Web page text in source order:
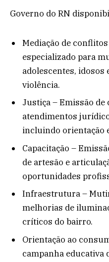
Governo do RN
Mediação de
especializado para
adolescentes, idosos
violência.
Justiça – Emissão
atendimentos
incluindo orientação
Capacitação –
de artesão e
oportunidades
Infraestrutura –
melhorias de
críticos do bairro.
Orientação ao
campanha educativa